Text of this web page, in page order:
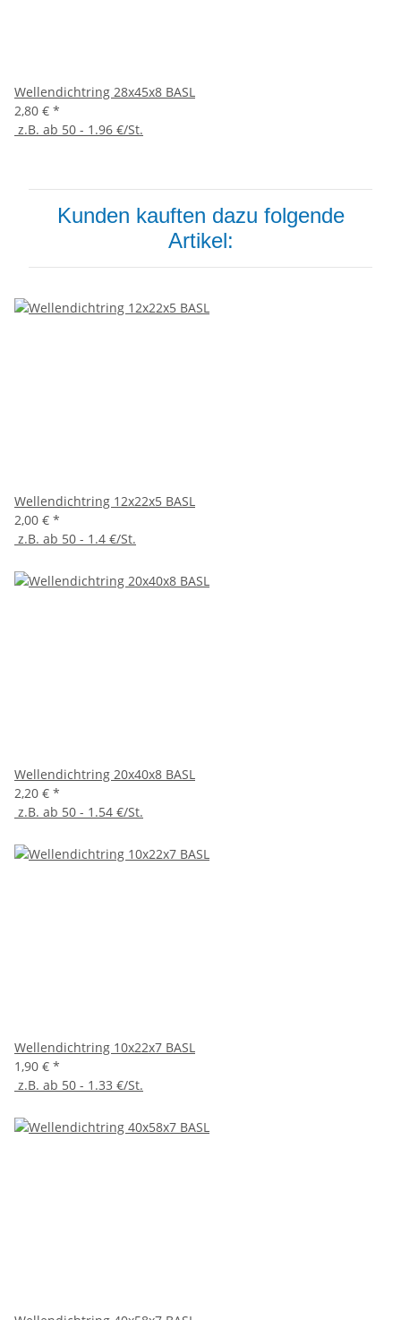
Wellendichtring 28x45x8 BASL
2,80 € *
z.B. ab 50 - 1.96 €/St.
Kunden kauften dazu folgende
Artikel:
Wellendichtring 12x22x5 BASL
2,00 € *
z.B. ab 50 - 1.4 €/St.
Wellendichtring 20x40x8 BASL
2,20 € *
z.B. ab 50 - 1.54 €/St.
Wellendichtring 10x22x7 BASL
1,90 € *
z.B. ab 50 - 1.33 €/St.